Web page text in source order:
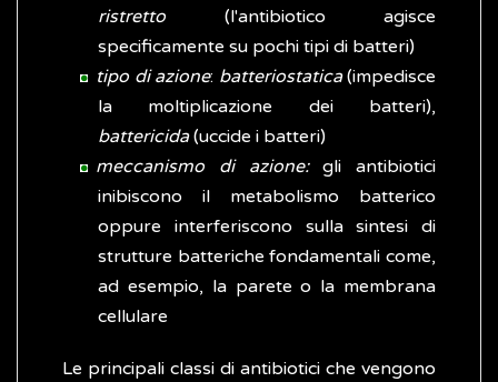
ristretto(l'antibiotico agisce
specificamente su pochi tipi di batteri)
tipo di azione: batteriostatica(impedisce
la moltiplicazione dei batteri),
battericida(uccide i batteri)
meccanismo di azione:gli antibiotici
inibiscono il metabolismo batterico
oppure interferiscono sulla sintesi di
strutture batteriche fondamentali come,
ad esempio, la parete o la membrana
cellulare
Le principali classi di antibiotici che vengono